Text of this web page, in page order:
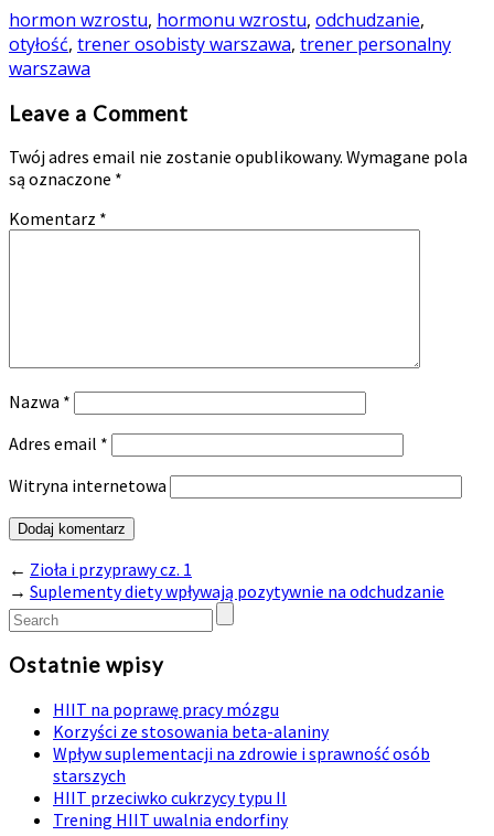
hormon wzrostu, hormonu wzrostu, odchudzanie,
otyłość, trener osobisty warszawa, trener personalny
warszawa
Leave a Comment
Twój adres email nie zostanie opublikowany. Wymagane pola
są oznaczone *
Komentarz *
Nazwa *
Adres email *
Witryna internetowa
← Zioła i przyprawy cz. 1
→ Suplementy diety wpływają pozytywnie na odchudzanie
Ostatnie wpisy
HIIT na poprawę pracy mózgu
Korzyści ze stosowania beta-alaniny
Wpływ suplementacji na zdrowie i sprawność osób
starszych
HIIT przeciwko cukrzycy typu II
Trening HIIT uwalnia endorfiny